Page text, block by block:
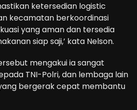
ketersedian logistic
kecamatan berkoordinasi
yang aman dan tersedia
siap saji,’ kata Nelson.
mengakui ia sangat
TNI-Polri, dan lembaga lain
bergerak cepat membantu